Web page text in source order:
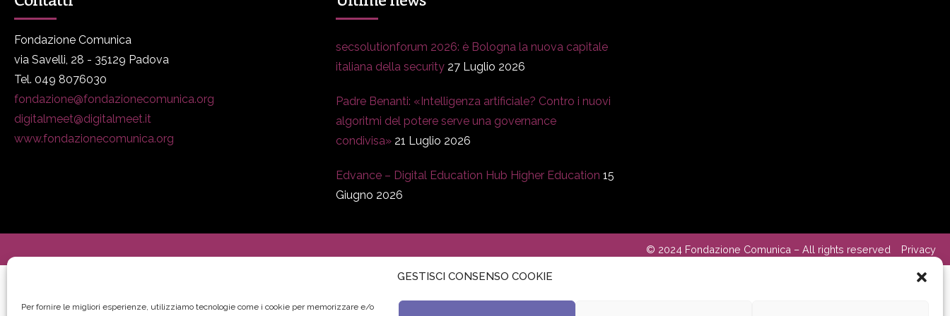
GESTISCI CONSENSO COOKIE
Per fornire le migliori esperienze, utilizziamo tecnologie come i cookie per memorizzare e/o
Fondazione Comunica
via Savelli, 28 - 35129 Padova
Tel. 049 8076030
fondazione@fondazionecomunica.org
digitalmeet@digitalmeet.it
www.fondazionecomunica.org
secsolutionforum 2026: è Bologna la nuova capitale
italiana della security 27 Luglio 2026
Padre Benanti: «Intelligenza artificiale? Contro i nuovi
algoritmi del potere serve una governance
condivisa» 21 Luglio 2026
Edvance – Digital Education Hub Higher Education 15
Giugno 2026
© 2024 Fondazione Comunica – All rights reserved Privacy